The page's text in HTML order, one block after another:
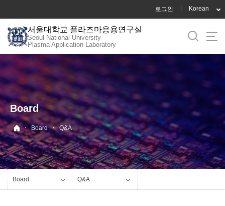
로
메
뉴
로그인 Korean
서울대학교 플라즈마응용연구실
Seoul National University
Plasma Application Laboratory
Board
· Board · Q&A
Board Q&A